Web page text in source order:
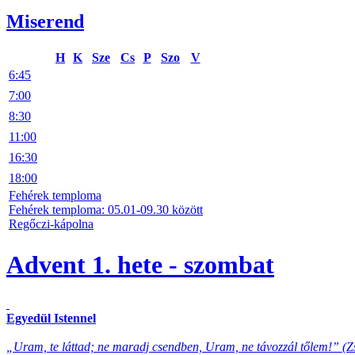
Miserend
H K Sze Cs P Szo
V
6:45
7:00
8:30
11:00
16:30
18:00
Fehérek temploma
Fehérek temploma: 05.01-09.30 között
Regőczi-kápolna
Advent 1. hete - szombat
Egyedül Istennel
„Uram, te láttad; ne maradj csendben, Uram, ne távozzál tőlem!”